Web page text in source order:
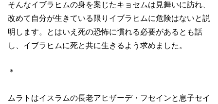
そんなイブラヒムの身を案じたキョセムは見舞いに訪れ、
改めて自分が生きている限りイブラヒムに危険はないと説
明します。とはいえ死の恐怖に慣れる必要があるとも話
し、イブラヒムに死と共に生きるよう求めました。
＊
ムラトはイスラムの長老アヒザーデ・フセインと息子セイ